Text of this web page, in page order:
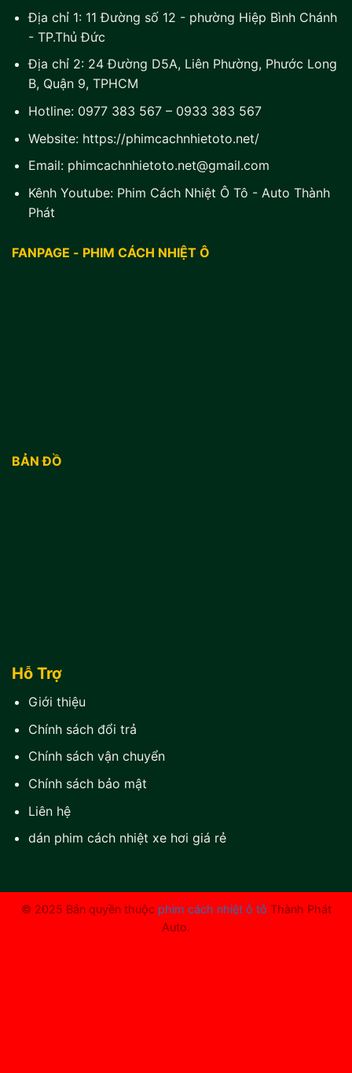
Địa chỉ 1: 11 Đường số 12 - phường Hiệp Bình Chánh
- TP.Thủ Đức
Địa chỉ 2: 24 Đường D5A, Liên Phường, Phước Long
B, Quận 9, TPHCM
Hotline: 0977 383 567– 0933 383 567
Website: https://phimcachnhietoto.net/
Email: phimcachnhietoto.net@gmail.com
Kênh Youtube: Phim Cách Nhiệt Ô Tô - Auto Thành
Phát
FANPAGE - PHIM CÁCH NHIỆT Ô
BẢN ĐỒ
Hỗ Trợ
Giới thiệu
Chính sách đổi trả
Chính sách vận chuyển
Chính sách bảo mật
Liên hệ
dán phim cách nhiệt xe hơi giá rẻ
© 2025 Bản quyền thuộc phim cách nhiệt ô tô Thành Phát
Auto.